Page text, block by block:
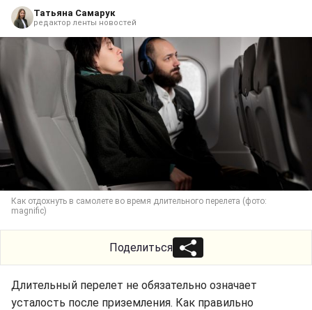
Татьяна Самарук
редактор ленты новостей
Как отдохнуть в самолете во время длительного перелета (фото:
magnific)
Поделиться
Длительный перелет не обязательно означает
усталость после приземления. Как правильно